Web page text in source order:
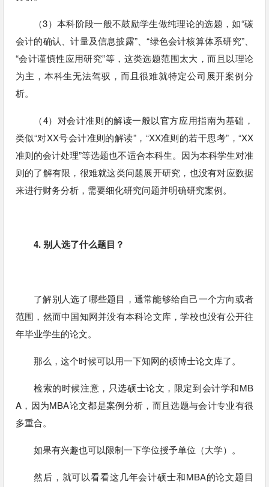
（3）本科阶段一般不鼓励学生做纯理论的选题，如“碳
会计的确认、计量及信息披露”、“绿色会计核算体系研究”、
“会计谨慎性应用研究”等，这类选题范围太大，而且以理论
为主，本科生无法驾驭，而且很难就特定公司展开案例分
析。
（4）对会计准则的解读一般以官方应用指南为基础，
类似“对XX号会计准则的解读”，“XX准则的若干思考”，“XX
准则的会计处理”等选题也不适合本科生。因为本科学生对准
则的了解有限，很难就这类问题展开研究，也没有对应数据
来进行财务分析，需要细化研究问题并明确研究案例。
4. 别人选了什么题目？
了解别人选了哪些题目，通常能够给自己一个方向或者
范围，然而中国知网并没有本科论文库，学校也没有公开往
年毕业学生的论文。
那么，这个时候可以用一下知网的硕博士论文库了。
检索的时候注意，只选硕士论文，限定到会计学和MB
A，因为MBA论文都是案例分析，而且选题与会计专业有很
多重合。
如果有兴趣也可以限制一下学位授予单位（大学）。
然后，就可以看看这几年会计硕士和MBA的论文题目